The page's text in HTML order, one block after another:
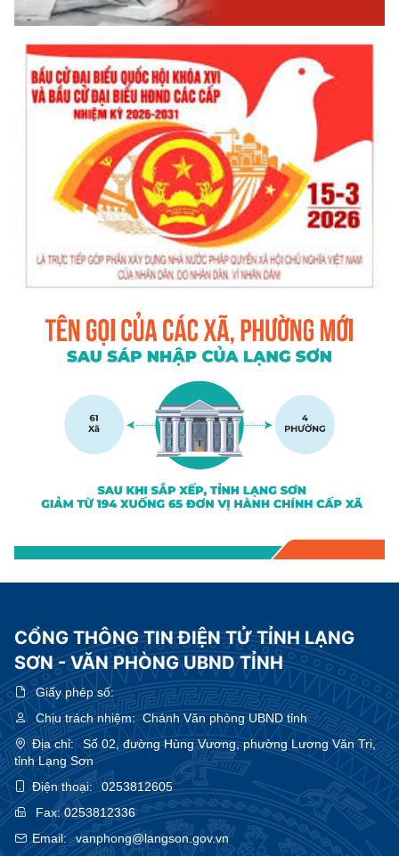
CỔNG THÔNG TIN ĐIỆN TỬ TỈNH LẠNG
SƠN - VĂN PHÒNG UBND TỈNH
Giấy phép số:
Chịu trách nhiệm:Chánh Văn phòng UBND tỉnh
Địa chỉ:
Số 02, đường Hùng Vương, phường Lương Văn Tri,
tỉnh Lạng Sơn
Điện thoại:
0253812605
Fax:0253812336
Email:
vanphong@langson.gov.vn